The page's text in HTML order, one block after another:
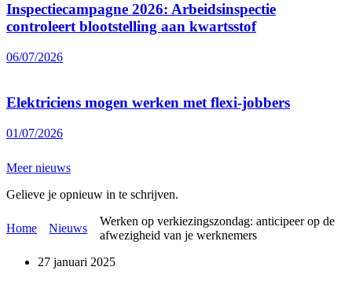
Inspectiecampagne 2026: Arbeidsinspectie
controleert blootstelling aan kwartsstof
06/07/2026
Elektriciens mogen werken met flexi-jobbers
01/07/2026
Meer nieuws
Gelieve je opnieuw in te schrijven.
Home Nieuws
Werken op verkiezingszondag: anticipeer op de
afwezigheid van je werknemers
27 januari 2025